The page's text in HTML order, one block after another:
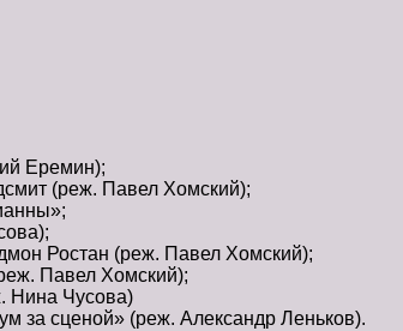
Еремин);
(реж. Павел Хомский);
Ростан (реж. Павел Хомский);
Павел Хомский);
Нина Чусова)
сценой» (реж. Александр Леньков).